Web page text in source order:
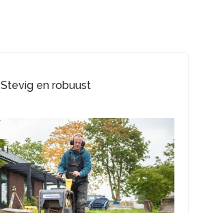
Stevig en robuust